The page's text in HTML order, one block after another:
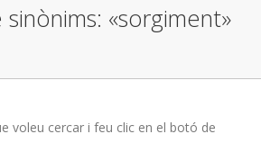
«sorgiment»
voleu cercar i feu clic en el botó de